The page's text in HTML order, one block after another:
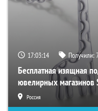
17:03:12 Получили:
Бесплатная изящная
ювелирных магазинов
Россия